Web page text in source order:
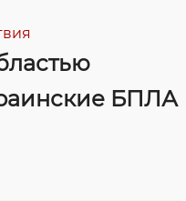
БПЛА